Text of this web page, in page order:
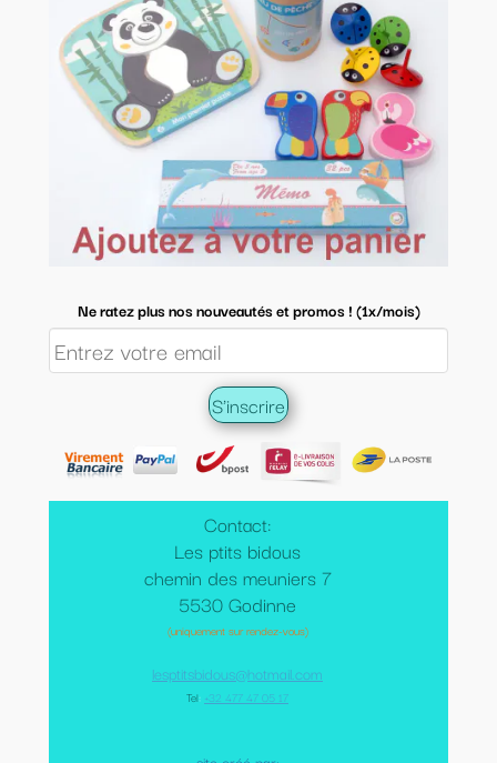
Contact:
Les ptits bidous
chemin des meuniers 7
5530 Godinne
(uniquement sur rendez-vous)
lesptitsbidous@hotmail.com
Tel: +32 477 47 05 17
Ne ratez plus nos nouveautés et promos ! (1x/mois)